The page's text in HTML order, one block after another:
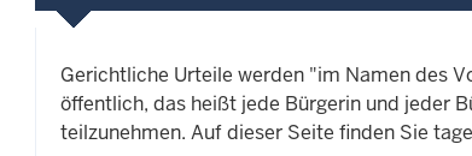
Gerichtliche Urteile werden "im Namen des
öffentlich, das heißt jede Bürgerin und jeder
teilzunehmen. Auf dieser Seite finden Sie